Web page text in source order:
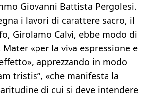
Giovanni Battista Pergolesi.
i lavori di carattere sacro, il
Girolamo Calvi, ebbe modo di
«per la viva espressione e
apprezzando in modo
tristis”, «che manifesta la
di cui si deve intendere